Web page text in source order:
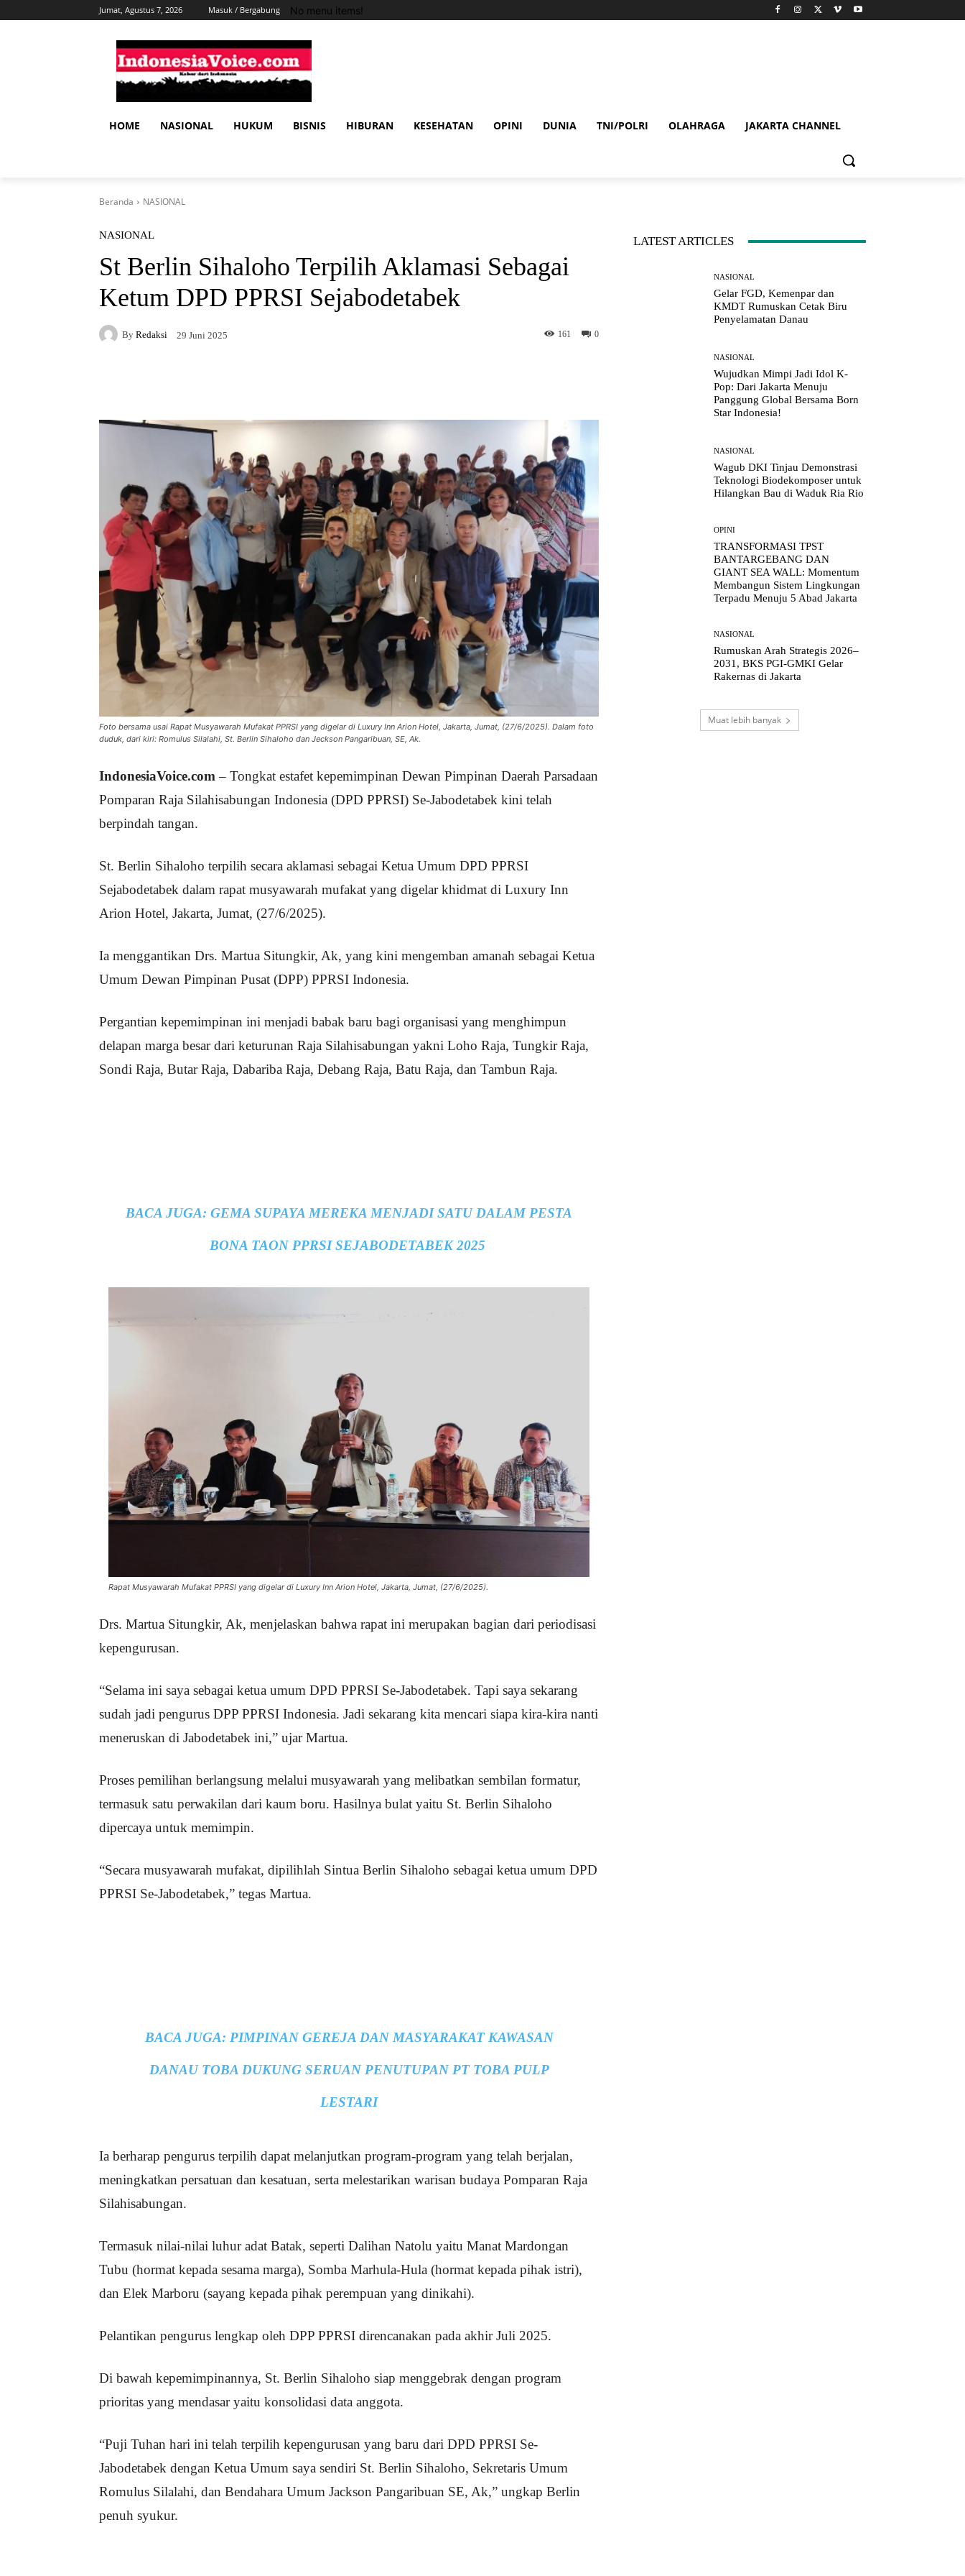
Jumat, Agustus 7, 2026 Masuk / Bergabung No menu items!
HOME NASIONAL HUKUM BISNIS HIBURAN KESEHATAN OPINI DUNIA TNI/POLRI OLAHRAGA JAKARTA CHANNEL
Beranda NASIONAL
NASIONAL
St Berlin Sihaloho Terpilih Aklamasi Sebagai
Ketum DPD PPRSI Sejabodetabek
By Redaksi 29 Juni 2025 0
161
Foto bersama usai Rapat Musyawarah Mufakat PPRSI yang digelar di Luxury Inn Arion Hotel, Jakarta, Jumat, (27/6/2025). Dalam foto
duduk, dari kiri: Romulus Silalahi, St. Berlin Sihaloho dan Jeckson Pangaribuan, SE, Ak.
IndonesiaVoice.com – Tongkat estafet kepemimpinan Dewan Pimpinan Daerah Parsadaan
Pomparan Raja Silahisabungan Indonesia (DPD PPRSI) Se-Jabodetabek kini telah
berpindah tangan.
St. Berlin Sihaloho terpilih secara aklamasi sebagai Ketua Umum DPD PPRSI
Sejabodetabek dalam rapat musyawarah mufakat yang digelar khidmat di Luxury Inn
Arion Hotel, Jakarta, Jumat, (27/6/2025).
Ia menggantikan Drs. Martua Situngkir, Ak, yang kini mengemban amanah sebagai Ketua
Umum Dewan Pimpinan Pusat (DPP) PPRSI Indonesia.
Pergantian kepemimpinan ini menjadi babak baru bagi organisasi yang menghimpun
delapan marga besar dari keturunan Raja Silahisabungan yakni Loho Raja, Tungkir Raja,
Sondi Raja, Butar Raja, Dabariba Raja, Debang Raja, Batu Raja, dan Tambun Raja.
BACA JUGA: GEMA SUPAYA MEREKA MENJADI SATU DALAM PESTA
BONA TAON PPRSI SEJABODETABEK 2025
Rapat Musyawarah Mufakat PPRSI yang digelar di Luxury Inn Arion Hotel, Jakarta, Jumat, (27/6/2025).
Drs. Martua Situngkir, Ak, menjelaskan bahwa rapat ini merupakan bagian dari periodisasi
kepengurusan.
“Selama ini saya sebagai ketua umum DPD PPRSI Se-Jabodetabek. Tapi saya sekarang
sudah jadi pengurus DPP PPRSI Indonesia. Jadi sekarang kita mencari siapa kira-kira nanti
meneruskan di Jabodetabek ini,” ujar Martua.
Proses pemilihan berlangsung melalui musyawarah yang melibatkan sembilan formatur,
termasuk satu perwakilan dari kaum boru. Hasilnya bulat yaitu St. Berlin Sihaloho
dipercaya untuk memimpin.
“Secara musyawarah mufakat, dipilihlah Sintua Berlin Sihaloho sebagai ketua umum DPD
PPRSI Se-Jabodetabek,” tegas Martua.
BACA JUGA: PIMPINAN GEREJA DAN MASYARAKAT KAWASAN
DANAU TOBA DUKUNG SERUAN PENUTUPAN PT TOBA PULP
LESTARI
Ia berharap pengurus terpilih dapat melanjutkan program-program yang telah berjalan,
meningkatkan persatuan dan kesatuan, serta melestarikan warisan budaya Pomparan Raja
Silahisabungan.
Termasuk nilai-nilai luhur adat Batak, seperti Dalihan Natolu yaitu Manat Mardongan
Tubu (hormat kepada sesama marga), Somba Marhula-Hula (hormat kepada pihak istri),
dan Elek Marboru (sayang kepada pihak perempuan yang dinikahi).
Pelantikan pengurus lengkap oleh DPP PPRSI direncanakan pada akhir Juli 2025.
Di bawah kepemimpinannya, St. Berlin Sihaloho siap menggebrak dengan program
prioritas yang mendasar yaitu konsolidasi data anggota.
“Puji Tuhan hari ini telah terpilih kepengurusan yang baru dari DPD PPRSI Se-
Jabodetabek dengan Ketua Umum saya sendiri St. Berlin Sihaloho, Sekretaris Umum
Romulus Silalahi, dan Bendahara Umum Jackson Pangaribuan SE, Ak,” ungkap Berlin
penuh syukur.
LATEST ARTICLES
NASIONAL
Gelar FGD, Kemenpar dan
KMDT Rumuskan Cetak Biru
Penyelamatan Danau
NASIONAL
Wujudkan Mimpi Jadi Idol K-
Pop: Dari Jakarta Menuju
Panggung Global Bersama Born
Star Indonesia!
NASIONAL
Wagub DKI Tinjau Demonstrasi
Teknologi Biodekomposer untuk
Hilangkan Bau di Waduk Ria Rio
OPINI
TRANSFORMASI TPST
BANTARGEBANG DAN
GIANT SEA WALL: Momentum
Membangun Sistem Lingkungan
Terpadu Menuju 5 Abad Jakarta
NASIONAL
Rumuskan Arah Strategis 2026–
2031, BKS PGI-GMKI Gelar
Rakernas di Jakarta
Muat lebih banyak